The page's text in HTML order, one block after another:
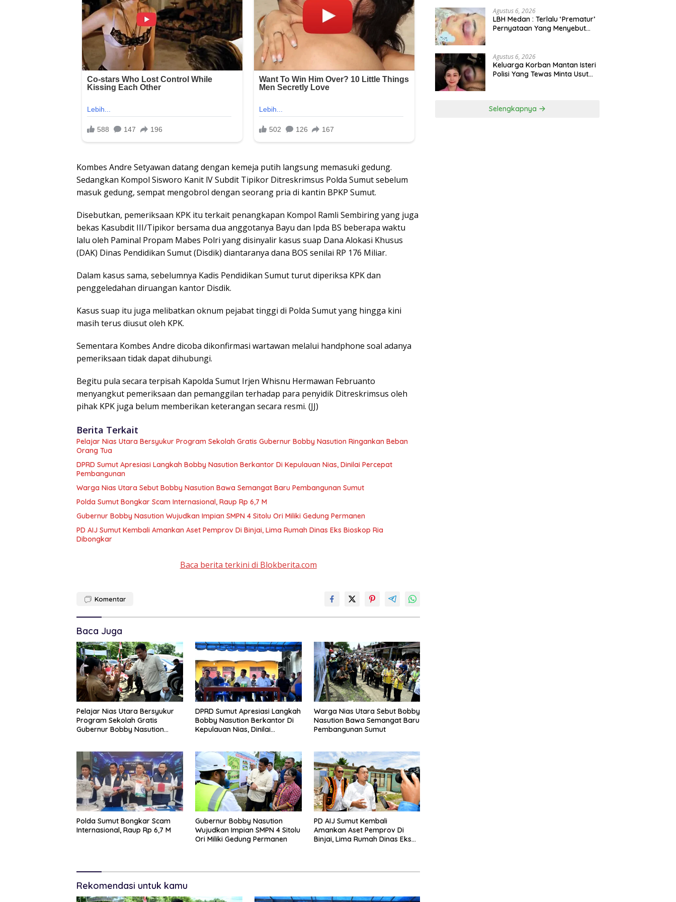
Kombes Andre Setyawan datang dengan kemeja putih langsung memasuki gedung.
Sedangkan Kompol Sisworo Kanit lV Subdit Tipikor Ditreskrimsus Polda Sumut sebelum
masuk gedung, sempat mengobrol dengan seorang pria di kantin BPKP Sumut.
Disebutkan, pemeriksaan KPK itu terkait penangkapan Kompol Ramli Sembiring yang juga
bekas Kasubdit III/Tipikor bersama dua anggotanya Bayu dan Ipda BS beberapa waktu
lalu oleh Paminal Propam Mabes Polri yang disinyalir kasus suap Dana Alokasi Khusus
(DAK) Dinas Pendidikan Sumut (Disdik) diantaranya dana BOS senilai RP 176 Miliar.
Dalam kasus sama, sebelumnya Kadis Pendidikan Sumut turut diperiksa KPK dan
penggeledahan diruangan kantor Disdik.
Kasus suap itu juga melibatkan oknum pejabat tinggi di Polda Sumut yang hingga kini
masih terus diusut oleh KPK.
Sementara Kombes Andre dicoba dikonfirmasi wartawan melalui handphone soal adanya
pemeriksaan tidak dapat dihubungi.
Begitu pula secara terpisah Kapolda Sumut Irjen Whisnu Hermawan Februanto
menyangkut pemeriksaan dan pemanggilan terhadap para penyidik Ditreskrimsus oleh
pihak KPK juga belum memberikan keterangan secara resmi. (JJ)
Berita Terkait
Pelajar Nias Utara Bersyukur Program Sekolah Gratis Gubernur Bobby Nasution Ringankan Beban
Orang Tua
DPRD Sumut Apresiasi Langkah Bobby Nasution Berkantor Di Kepulauan Nias, Dinilai Percepat
Pembangunan
Warga Nias Utara Sebut Bobby Nasution Bawa Semangat Baru Pembangunan Sumut
Polda Sumut Bongkar Scam Internasional, Raup Rp 6,7 M
Gubernur Bobby Nasution Wujudkan Impian SMPN 4 Sitolu Ori Miliki Gedung Permanen
PD AIJ Sumut Kembali Amankan Aset Pemprov Di Binjai, Lima Rumah Dinas Eks Bioskop Ria
Dibongkar
Baca berita terkini di Blokberita.com
Komentar
Baca Juga
Pelajar Nias Utara Bersyukur
Program Sekolah Gratis
Gubernur Bobby Nasution
DPRD Sumut Apresiasi Langkah
Bobby Nasution Berkantor Di
Kepulauan Nias, Dinilai
Warga Nias Utara Sebut Bobby
Nasution Bawa Semangat Baru
Pembangunan Sumut
Polda Sumut Bongkar Scam
Internasional, Raup Rp 6,7 M
Gubernur Bobby Nasution
Wujudkan Impian SMPN 4 Sitolu
Ori Miliki Gedung Permanen
PD AIJ Sumut Kembali
Amankan Aset Pemprov Di
Binjai, Lima Rumah Dinas Eks
Rekomendasi untuk kamu
Agustus 6, 2026
LBH Medan : Terlalu ‘Prematur’
Pernyataan Yang Menyebut
Agustus 6, 2026
Keluarga Korban Mantan Isteri
Polisi Yang Tewas Minta Usut
Selengkapnya